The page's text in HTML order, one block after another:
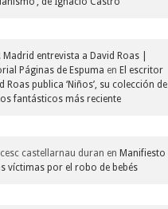
Madrid entrevista a David Roas |
Páginas de Espuma en El escritor
Roas publica ‘Niños’, su colección de
fantásticos más reciente
castellarnau duran en Manifiesto
víctimas por el robo de bebés